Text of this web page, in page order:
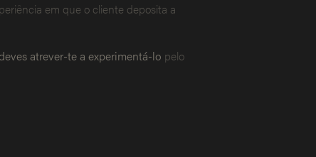
em que o cliente deposita a
atrever-te a experimentá-lo pelo